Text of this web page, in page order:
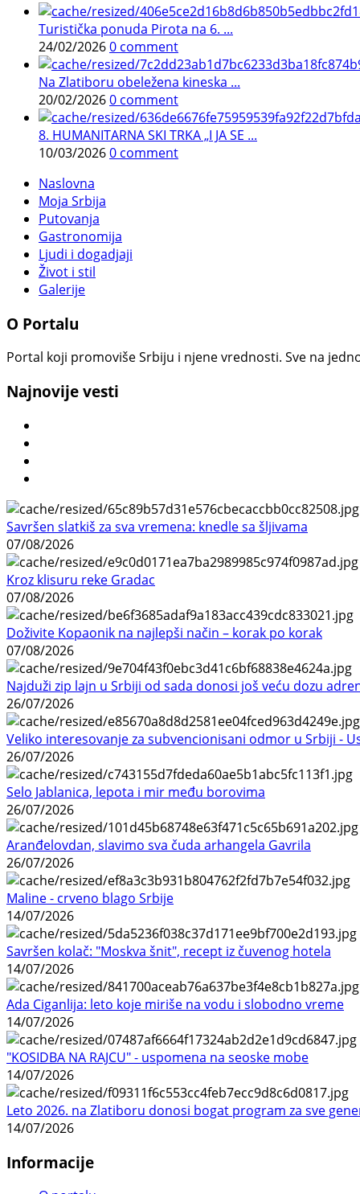
Turistička ponuda Pirota na 6. ...
24/02/20260 comment
Na Zlatiboru obeležena kineska ...
20/02/20260 comment
8. HUMANITARNA SKI TRKA „I JA SE ...
10/03/20260 comment
Naslovna
Moja Srbija
Putovanja
Gastronomija
Ljudi i dogadjaji
Život i stil
Galerije
O Portalu
Portal koji promoviše Srbiju i njene vrednosti. Sve na
Najnovije vesti
Savršen slatkiš za sva vremena: knedle sa šljivama
07/08/2026
Kroz klisuru reke Gradac
07/08/2026
Doživite Kopaonik na najlepši način – korak po korak
07/08/2026
Najduži zip lajn u Srbiji od sada donosi još veću dozu
26/07/2026
Veliko interesovanje za subvencionisani odmor u Srbiji -
26/07/2026
Selo Jablanica, lepota i mir među borovima
26/07/2026
Aranđelovdan, slavimo sva čuda arhangela Gavrila
26/07/2026
Maline - crveno blago Srbije
14/07/2026
Savršen kolač: "Moskva šnit", recept iz čuvenog hotela
14/07/2026
Ada Ciganlija: leto koje miriše na vodu i slobodno vreme
14/07/2026
"KOSIDBA NA RAJCU" - uspomena na seoske mobe
14/07/2026
Leto 2026. na Zlatiboru donosi bogat program za sve
14/07/2026
Informacije